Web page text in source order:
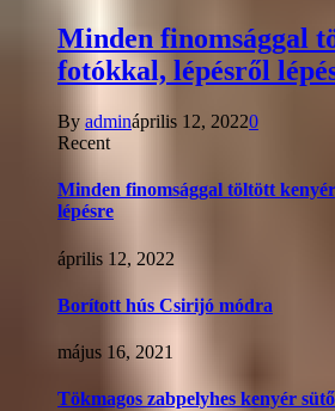
Minden finomsággal
fotókkal, lépésről
By admináprilis 12, 20220
Recent
Minden finomsággal töltött
lépésre
április 12, 2022
Borított hús Csirijó módra
május 16, 2021
Tökmagos zabpelyhes kenyér